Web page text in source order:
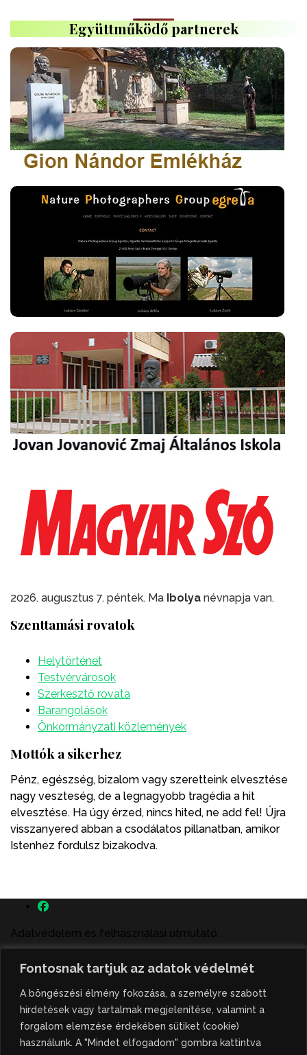
Fontosnak tartjuk az adatok védelmét
A böngészési élmény fokozása, a személyre szabott
hirdetések vagy tartalmak megjelenítése, valamint a
forgalom elemzése érdekében sütiket (cookie)
használunk. A "Mindet elfogadom" gombra kattintva
Együttműködő partnerek
2026. augusztus 7. péntek. Ma Ibolya névnapja van.
Szenttamási rovatok
Helytörténet
Testvérvárosok
Szerkesztő rovata
Barangolások
Önkormányzati közlemények
Mottók a sikerhez
Pénz, egészség, bizalom vagy szeretteink elvesztése
nagy veszteség, de a legnagyobb tragédia a hit
elvesztése. Ha úgy érzed, nincs hited, ne add fel! Újra
visszanyered abban a csodálatos pillanatban, amikor
Istenhez fordulsz bizakodva.
Adatvédelem és felhasználási útmutató:
A szenttamás.rs magyar nyelvű internetes hírportálon
megjelenő szerzői írások, a híranyag és minden egyéb
tartalom a portált működtető Gion Nándor Kulturális
Központ szellemi tulajdonát képezik, amely szellemi
tulajdont a nemzetközi és szerbiai törvények védik. A
jogosulatlan felhasználás büntető- és polgári jogi